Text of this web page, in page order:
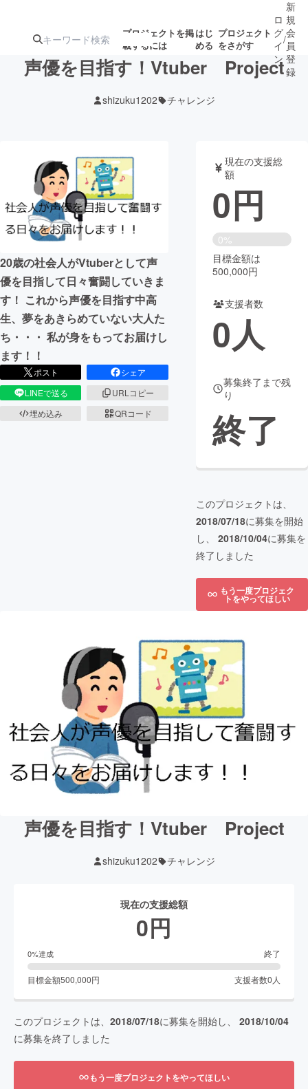
プロジェクトを掲
載するには
はじ
める
プロジェクト
をさがす
アート・写真
テクノロジー・ガジェット ゲーム・サ
映像・映画 書籍・雑誌
ビジネス・起業 チャレンジ
まちづくり・地域活性化
CAMPFIRE for Social Good CAMPFIRE Creation
CAMPFIREふるさと納税
コミュニティ
ロ
グ
イ
ン
/
新
規
会
員
登
録
声優を目指す！Vtuber Project
shizuku1202 チャレンジ
20歳の社会人がVtuberとして声
優を目指して日々奮闘していきま
す！ これから声優を目指す中高
生、夢をあきらめていない大人た
ち・・・ 私が身をもってお届けし
ます！！
ポスト
シェア
LINEで送る
URLコピー
埋め込み
QRコード
現在の支援総
額
0円
0%
目標金額は
500,000円
支援者数
0人
募集終了まで残
り
終了
このプロジェクトは、
2018/07/18に募集を開始
し、 2018/10/04に募集を
終了しました
もう一度プロジェク
トをやってほしい
声優を目指す！Vtuber Project
shizuku1202 チャレンジ
現在の支援総額
0円
0%達成 終了
目標金額500,000円 支援者数0 人
このプロジェクトは、 2018/07/18に募集を開始し、 2018/10/04
に募集を終了しました
もう一度プロジェクトをやってほしい